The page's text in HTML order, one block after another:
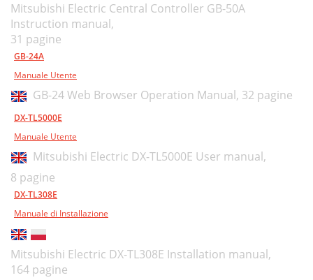
Mitsubishi Electric Central Controller GB-50A
Instruction manual,
31 pagine
GB-24A
Manuale Utente
GB-24 Web Browser Operation Manual, 32 pagine
DX-TL5000E
Manuale Utente
Mitsubishi Electric DX-TL5000E User manual,
8 pagine
DX-TL308E
Manuale di Installazione
Mitsubishi Electric DX-TL308E Installation manual,
164 pagine